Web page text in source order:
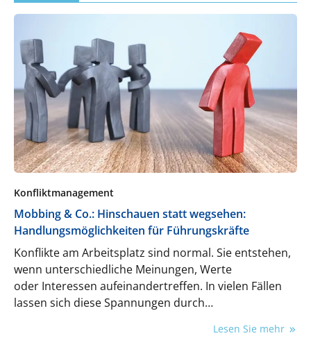
Konfliktmanagement
Mobbing & Co.: Hinschauen statt wegsehen:
Handlungsmöglichkeiten für Führungskräfte
Konflikte am Arbeitsplatz sind normal. Sie entstehen,
wenn unterschiedliche Meinungen, Werte
oder Interessen aufeinandertreffen. In vielen Fällen
lassen sich diese Spannungen durch
auflösen. Doch was, wenn sich Konflikte in eine
Lesen Sie mehr